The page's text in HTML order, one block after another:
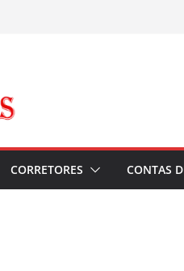
CORRETORES CONTAS